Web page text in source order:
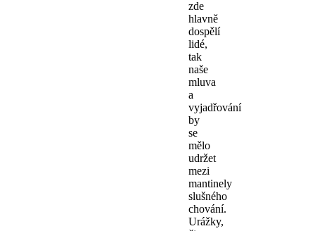
zde
hlavně
dospělí
lidé,
tak
naše
mluva
a
vyjadřování
by
se
mělo
udržet
mezi
mantinely
slušného
chování.
Urážky,